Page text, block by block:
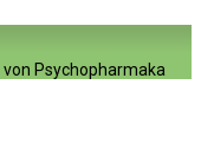
Psychopharmaka